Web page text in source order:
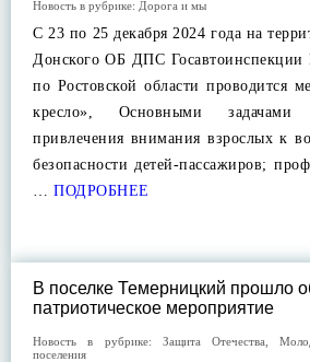
Новость в рубрике: Дорога и мы
С 23 по 25 декабря 2024 года на
Донского ОБ ДПС
по Ростовской области проводится
кресло», Основными
привлечения внимания взрослых к
безопасности детей-пассажиров;
… ПОДРОБНЕЕ
В поселке Темерницкий прошло
патриотическое мероприятие
Новость в рубрике: Защита Отечества ,
поселения